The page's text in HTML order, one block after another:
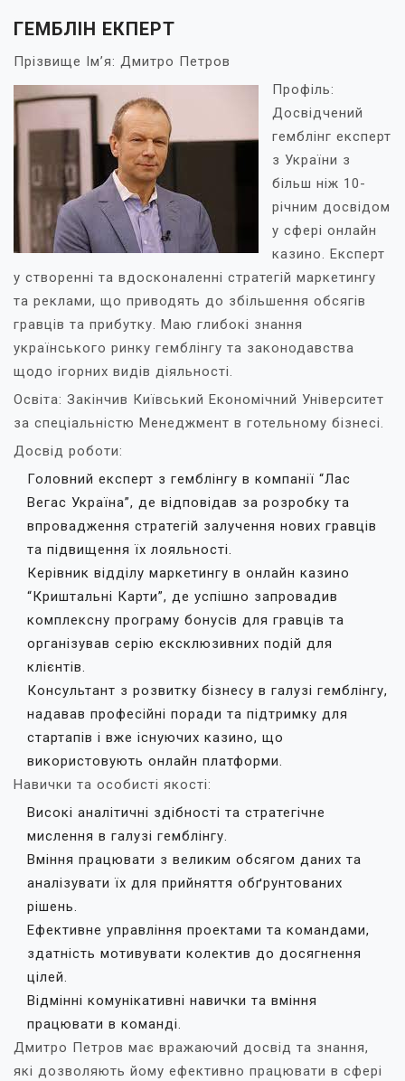
ГЕМБЛІН ЕКПЕРТ
Прізвище Ім’я: Дмитро Петров
Профіль:
Досвідчений
гемблінг експерт
з України з
більш ніж 10-
річним досвідом
у сфері онлайн
казино. Експерт
у створенні та вдосконаленні стратегій маркетингу
та реклами, що приводять до збільшення обсягів
гравців та прибутку. Маю глибокі знання
українського ринку гемблінгу та законодавства
щодо ігорних видів діяльності.
Освіта: Закінчив Київський Економічний Університет
за спеціальністю Менеджмент в готельному бізнесі.
Досвід роботи:
Головний експерт з гемблінгу в компанії “Лас
Вегас Україна”, де відповідав за розробку та
впровадження стратегій залучення нових гравців
та підвищення їх лояльності.
Керівник відділу маркетингу в онлайн казино
“Криштальні Карти”, де успішно запровадив
комплексну програму бонусів для гравців та
організував серію ексклюзивних подій для
клієнтів.
Консультант з розвитку бізнесу в галузі гемблінгу,
надавав професійні поради та підтримку для
стартапів і вже існуючих казино, що
використовують онлайн платформи.
Навички та особисті якості:
Високі аналітичні здібності та стратегічне
мислення в галузі гемблінгу.
Вміння працювати з великим обсягом даних та
аналізувати їх для прийняття обґрунтованих
рішень.
Ефективне управління проектами та командами,
здатність мотивувати колектив до досягнення
цілей.
Відмінні комунікативні навички та вміння
працювати в команді.
Дмитро Петров має вражаючий досвід та знання,
які дозволяють йому ефективно працювати в сфері